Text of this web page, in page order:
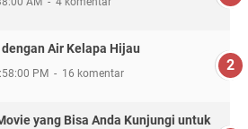
Air Kelapa Hijau
PM 16 komentar
yang Bisa Anda Kunjungi untuk